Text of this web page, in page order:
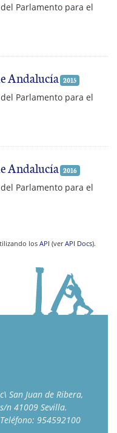
Parlamento para el
Andalucía 2015
Parlamento para el
Andalucía 2016
Parlamento para el
los API (verAPI Docs).
c\ San Juan de Ribera,
s/n 41009 Sevilla.
Teléfono: 954592100